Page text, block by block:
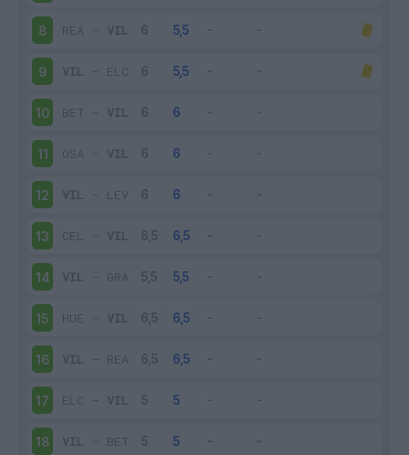
8 REA - VIL
9 VIL - ELC
10 BET - VIL
11 OSA - VIL
12 VIL - LEV
13 CEL - VIL
14 VIL - GRA
15 HUE - VIL
16 VIL - REA
17 ELC - VIL
18 VIL - BET